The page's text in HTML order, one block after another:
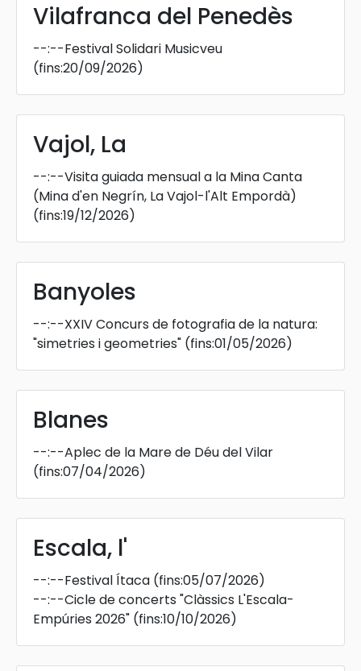
Vilafranca del Penedès
--:--Festival Solidari Musicveu
(fins:20/09/2026)
Vajol, La
--:--Visita guiada mensual a la Mina Canta
(Mina d'en Negrín, La Vajol-l'Alt Empordà)
(fins:19/12/2026)
Banyoles
--:--XXIV Concurs de fotografia de la natura:
"simetries i geometries" (fins:01/05/2026)
Blanes
--:--Aplec de la Mare de Déu del Vilar
(fins:07/04/2026)
Escala, l'
--:--Festival Ítaca (fins:05/07/2026)
--:--Cicle de concerts "Clàssics L'Escala-
Empúries 2026" (fins:10/10/2026)